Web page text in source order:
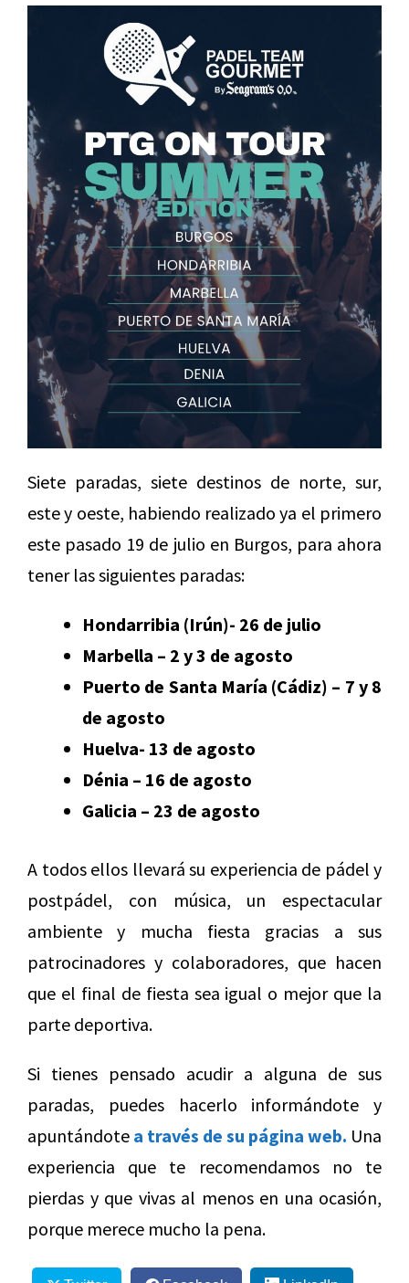
Siete paradas, siete destinos de norte, sur,
este y oeste, habiendo realizado ya el primero
este pasado 19 de julio en Burgos, para ahora
tener las siguientes paradas:
Hondarribia (Irún)- 26 de julio
Marbella – 2 y 3 de agosto
Puerto de Santa María (Cádiz) – 7 y 8
de agosto
Huelva- 13 de agosto
Dénia – 16 de agosto
Galicia – 23 de agosto
A todos ellos llevará su experiencia de pádel y
postpádel, con música, un espectacular
ambiente y mucha fiesta gracias a sus
patrocinadores y colaboradores, que hacen
que el final de fiesta sea igual o mejor que la
parte deportiva.
Si tienes pensado acudir a alguna de sus
paradas, puedes hacerlo informándote y
apuntándote a través de su página web. Una
experiencia que te recomendamos no te
pierdas y que vivas al menos en una ocasión,
porque merece mucho la pena.